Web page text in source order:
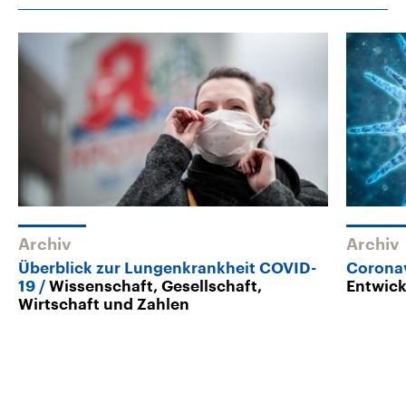
Archiv
Überblick zur Lungenkrankheit COVID-
19
Wissenschaft, Gesellschaft,
Wirtschaft und Zahlen
Archiv